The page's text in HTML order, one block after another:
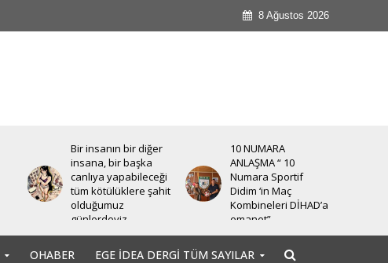
8 Ağustos 2026
Bir insanın bir diğer
insana, bir başka
canlıya yapabileceği
tüm kötülüklere şahit
olduğumuz
günlerdeyiz.
10 NUMARA
ANLAŞMA “ 10
Numara Sportif
Didim ‘in Maç
Kombineleri DİHAD’a
emanet”
OHABER EGE İDEA DERGI TÜM SAYILAR